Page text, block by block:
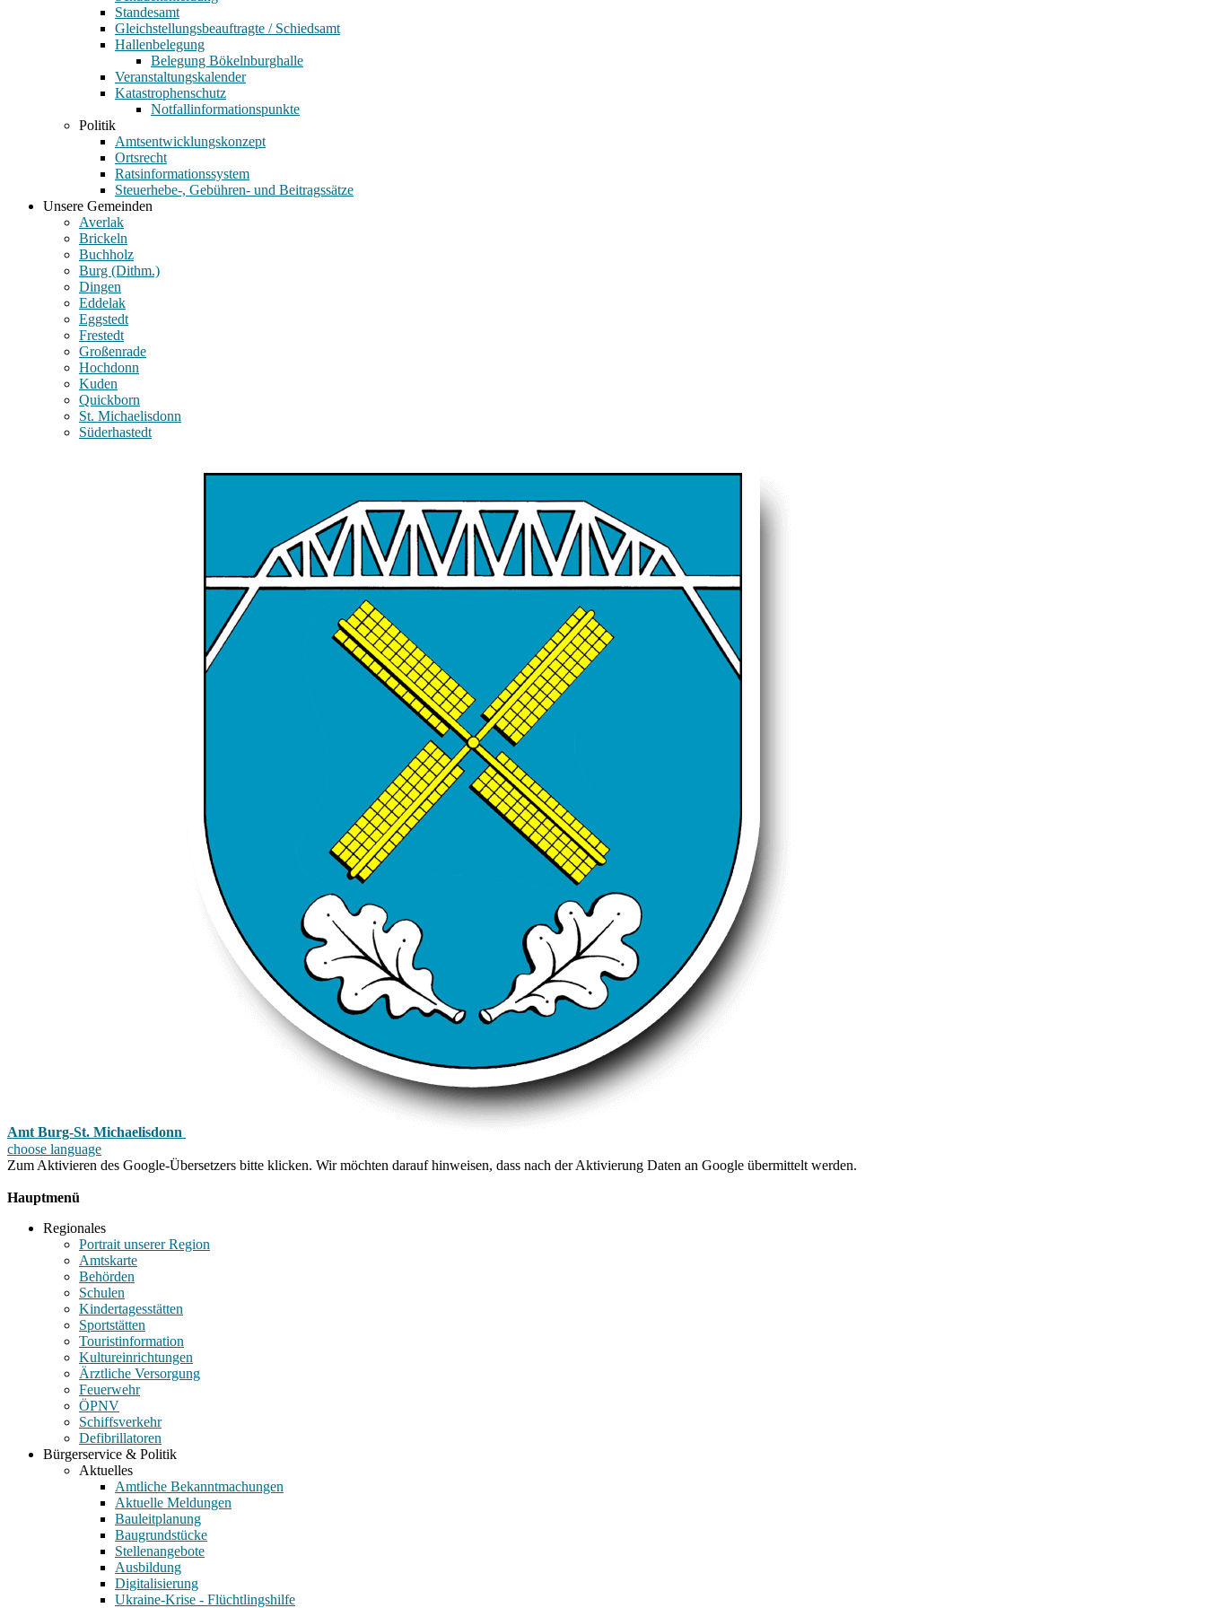
Standesamt
Gleichstellungsbeauftragte / Schiedsamt
Hallenbelegung
Belegung Bökelnburghalle
Veranstaltungskalender
Katastrophenschutz
Notfallinformationspunkte
Politik
Amtsentwicklungskonzept
Ortsrecht
Ratsinformationssystem
Steuerhebe-, Gebühren- und Beitragssätze
Unsere Gemeinden
Averlak
Brickeln
Buchholz
Burg (Dithm.)
Dingen
Eddelak
Eggstedt
Frestedt
Großenrade
Hochdonn
Kuden
Quickborn
St. Michaelisdonn
Süderhastedt
Amt Burg-St. Michaelisdonn
choose language
Zum Aktivieren des Google-Übersetzers bitte klicken. Wir möchten darauf hinweisen, dass nach der Aktivierung Daten an Google übermittelt werden.
Hauptmenü
Regionales
Portrait unserer Region
Amtskarte
Behörden
Schulen
Kindertagesstätten
Sportstätten
Touristinformation
Kultureinrichtungen
Ärztliche Versorgung
Feuerwehr
ÖPNV
Schiffsverkehr
Defibrillatoren
Bürgerservice & Politik
Aktuelles
Amtliche Bekanntmachungen
Aktuelle Meldungen
Bauleitplanung
Baugrundstücke
Stellenangebote
Ausbildung
Digitalisierung
Ukraine-Krise - Flüchtlingshilfe